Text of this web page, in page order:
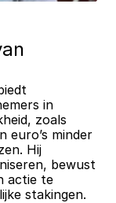
in
zoals
euro’s minder
Hij
bewust
actie te
stakingen.